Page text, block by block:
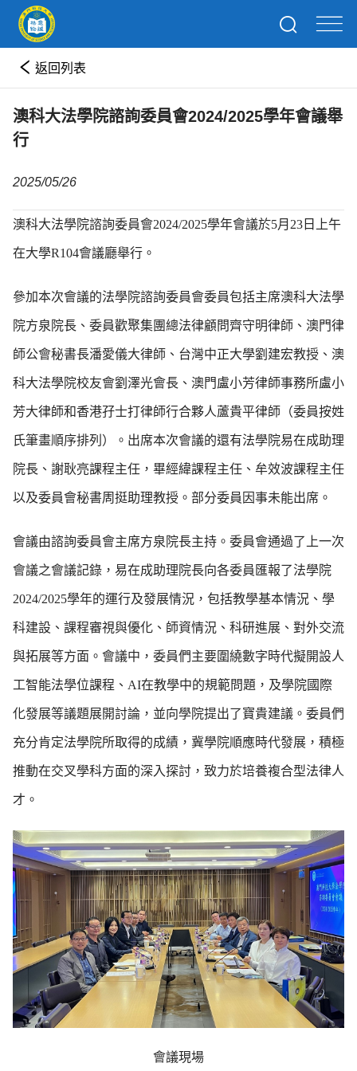
返回列表
澳科大法學院諮詢委員會2024/2025學年會議舉
行
2025/05/26
澳科大法學院諮詢委員會2024/2025學年會議於5月23日上午
在大學R104會議廳舉行。
參加本次會議的法學院諮詢委員會委員包括主席澳科大法學
院方泉院長、委員歡聚集團總法律顧問齊守明律師、澳門律
師公會秘書長潘愛儀大律師、台灣中正大學劉建宏教授、澳
科大法學院校友會劉澤光會長、澳門盧小芳律師事務所盧小
芳大律師和香港孖士打律師行合夥人蘆貴平律師（委員按姓
氏筆畫順序排列）。出席本次會議的還有法學院易在成助理
院長、謝耿亮課程主任，畢經緯課程主任、牟效波課程主任
以及委員會秘書周挺助理教授。部分委員因事未能出席。
會議由諮詢委員會主席方泉院長主持。委員會通過了上一次
會議之會議記錄，易在成助理院長向各委員匯報了法學院
2024/2025學年的運行及發展情況，包括教學基本情況、學
科建設、課程審視與優化、師資情況、科研進展、對外交流
與拓展等方面。會議中，委員們主要圍繞數字時代擬開設人
工智能法學位課程、AI在教學中的規範問題，及學院國際
化發展等議題展開討論，並向學院提出了寶貴建議。委員們
充分肯定法學院所取得的成績，冀學院順應時代發展，積極
推動在交叉學科方面的深入探討，致力於培養複合型法律人
才。
會議現場